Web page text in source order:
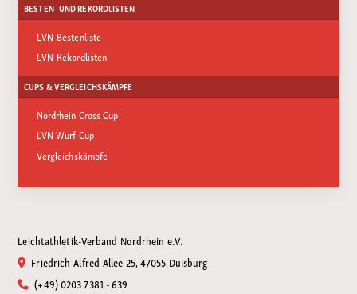
BESTEN- UND REKORDLISTEN
LVN-Bestenliste
LVN-Rekordlisten
CUPS & VERGLEICHSKÄMPFE
Nordrhein Cross Cup
LVN Wurf Cup
Vergleichskämpfe
Leichtathletik-Verband Nordrhein e.V.
Friedrich-Alfred-Allee 25, 47055 Duisburg
(+49) 0203 7381 - 639